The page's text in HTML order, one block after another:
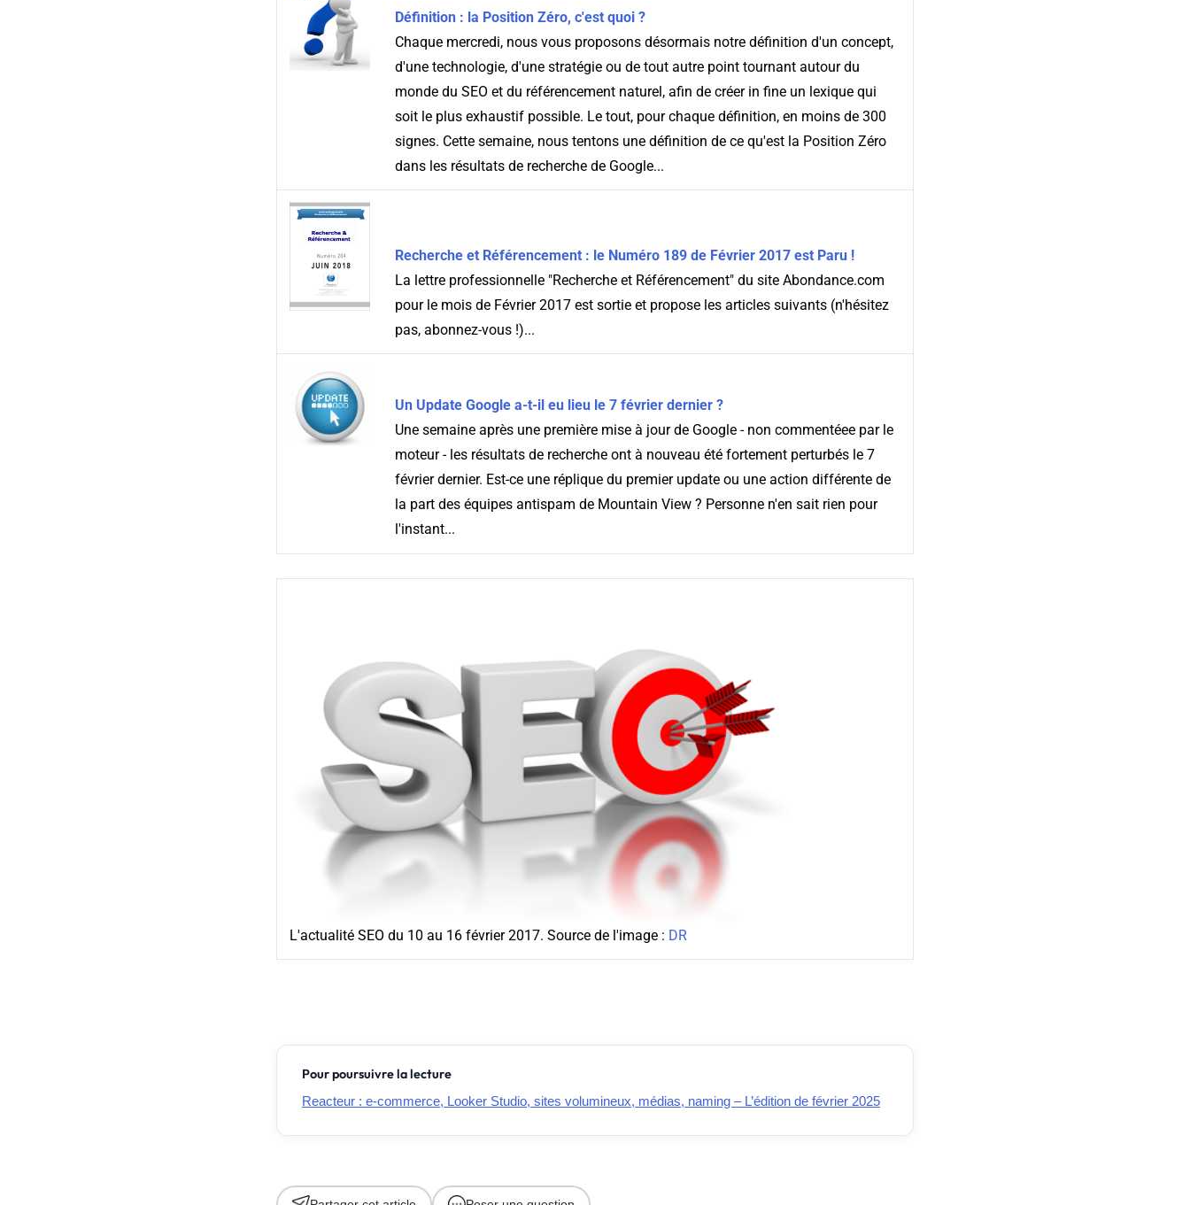
Définition : la Position Zéro, c'est quoi ?
Chaque mercredi, nous vous proposons désormais notre définition d'un concept,
d'une technologie, d'une stratégie ou de tout autre point tournant autour du
monde du SEO et du référencement naturel, afin de créer in fine un lexique qui
soit le plus exhaustif possible. Le tout, pour chaque définition, en moins de 300
signes. Cette semaine, nous tentons une définition de ce qu'est la Position Zéro
dans les résultats de recherche de Google...
Recherche et Référencement : le Numéro 189 de Février 2017 est Paru !
La lettre professionnelle "Recherche et Référencement" du site Abondance.com
pour le mois de Février 2017 est sortie et propose les articles suivants (n'hésitez
pas, abonnez-vous !)...
Un Update Google a-t-il eu lieu le 7 février dernier ?
Une semaine après une première mise à jour de Google - non commentéee par le
moteur - les résultats de recherche ont à nouveau été fortement perturbés le 7
février dernier. Est-ce une réplique du premier update ou une action différente de
la part des équipes antispam de Mountain View ? Personne n'en sait rien pour
l'instant...
L'actualité SEO du 10 au 16 février 2017. Source de l'image : DR
Pour poursuivre la lecture
Reacteur : e-commerce, Looker Studio, sites volumineux, médias, naming – L’édition de février 2025